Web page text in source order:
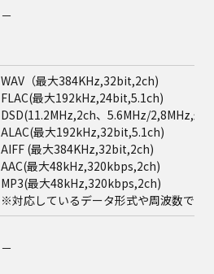
－
WAV（最大384KHz,32bit,2ch)
FLAC(最大192kHz,24bit,5.1ch)
DSD(11.2MHz,2ch、5.6MHz/2,8MHz,最
ALAC(最大192kHz,32bit,5.1ch)
AIFF (最大384KHz,32bit,2ch)
AAC(最大48kHz,320kbps,2ch)
MP3(最大48kHz,320kbps,2ch)
※対応しているデータ形式や周波数であ
－